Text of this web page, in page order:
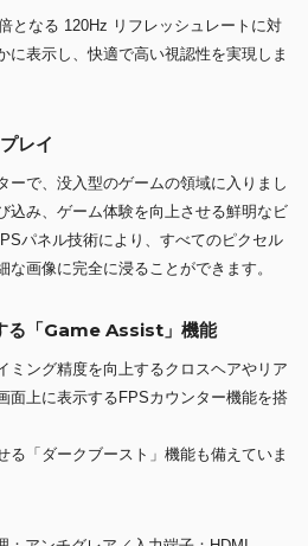
となる 120Hz リフレッシュレートに対
に表示し、快適で高い視認性を実現しま
レイ
ーで、没入型のゲームの領域に入りまし
込み、ゲーム体験を向上させる鮮明なビ
パネル技術により、すべてのピクセル
画像に完全に浸ることができます。
る「Game Assist」機能
ミング精度を向上するクロスヘアやリア
面上に表示するFPSカウンター機能を搭
る「ダークブースト」機能も備えていま